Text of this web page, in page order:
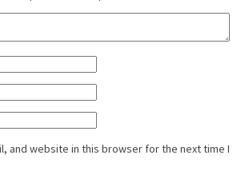
and website in this browser for the next time I